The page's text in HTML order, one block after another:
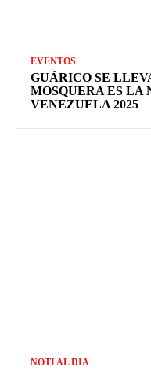
EVENTOS
GUÁRICO SE
MOSQUERA ES LA
VENEZUELA 2025
NOTI AL DIA